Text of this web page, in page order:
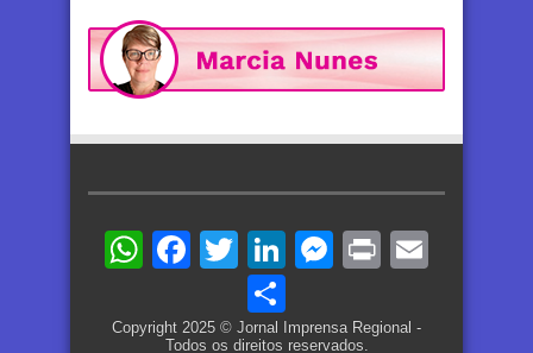
WhatsApp
Facebook
TwitterLinkedIn
Messenger
Print
Copyright 2025 © Jornal Imprensa Regional -
Todos os direitos reservados.